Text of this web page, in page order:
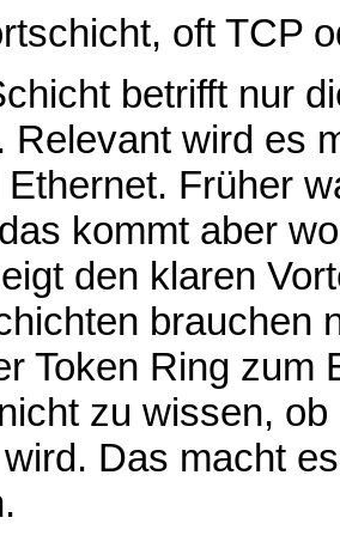
oft TCP
betrifft nur
Relevant wird es
Früher
kommt aber
den klaren
brauchen
Token Ring zum
zu wissen,
Das macht